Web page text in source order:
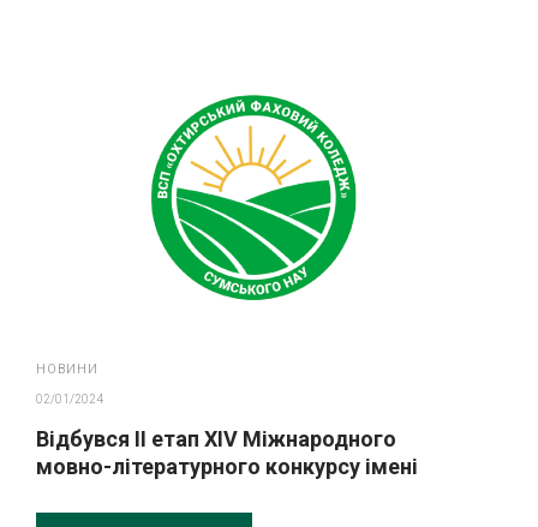
НОВИНИ
02/01/2024
Відбувся ІІ етап ХІV Міжнародного
мовно-літературного конкурсу імені